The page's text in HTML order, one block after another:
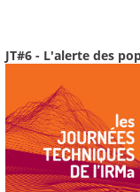
JT#6 - L'alerte des